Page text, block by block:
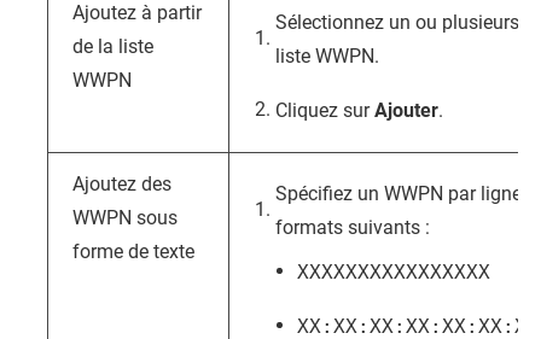
Ajoutez à partir
de la liste
WWPN
Sélectionnez un ou plusieurs
liste WWPN.
Cliquez surAjouter.
Ajoutez des
WWPN sous
forme de texte
Spécifiez un WWPN par ligne
formats suivants :
XXXXXXXXXXXXXXXX